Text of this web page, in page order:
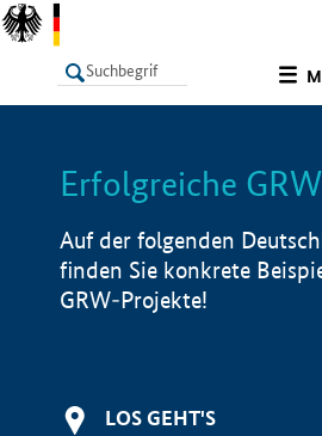
LISTE
Erfolgreiche
Auf der folgenden
finden Sie konkrete
GRW-Projekte!
LOS GEHT'S